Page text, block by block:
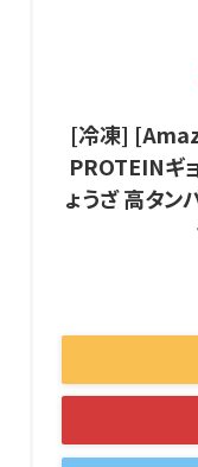
[冷凍]
PROTEINギ
ょうざ 高タン